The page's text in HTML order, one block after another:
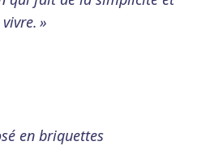
»
en briquettes